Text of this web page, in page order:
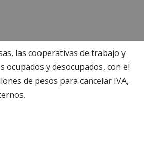
las cooperativas de trabajo y
y desocupados, con el
de pesos para cancelar IVA,